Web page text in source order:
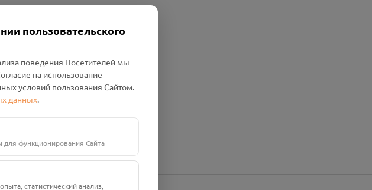
26А, пом. 18
пользовательского
поведения Посетителей мы
на использование
условий пользования Сайтом.
данных.
для функционирования Сайта
статистический анализ,